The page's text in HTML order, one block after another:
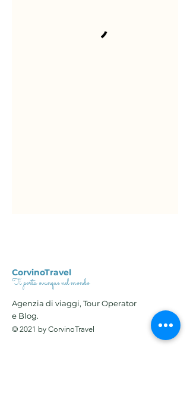
CorvinoTravel
Ti porta ovunque nel mondo
Agenzia di viaggi, Tour Operator
e Blog.
© 2021 by CorvinoTravel